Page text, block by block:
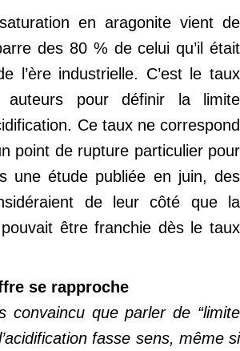
en aragonite vient de
des 80 % de celui qu’il était
l’ère industrielle. C’est le taux
pour définir la limite
Ce taux ne correspond
point de rupture particulier pour
une étude publiée en juin, des
de leur côté que la
pouvait être franchie dès le taux
se rapproche
convaincu que parler de “limite
fasse sens, même si